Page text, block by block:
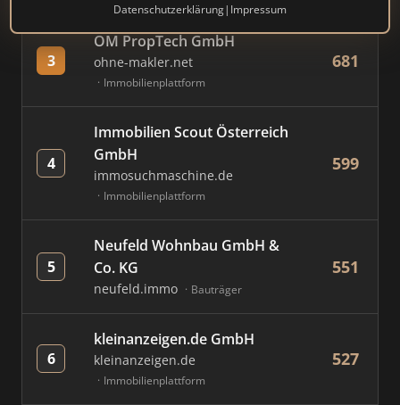
Datenschutzerklärung| Impressum
3
OM PropTech GmbH
ohne-makler.net
Immobilienplattform
681
4
Immobilien Scout Österreich
GmbH
immosuchmaschine.de
Immobilienplattform
599
5
Neufeld Wohnbau GmbH &
Co. KG
neufeld.immo Bauträger
551
6
kleinanzeigen.de GmbH
kleinanzeigen.de
Immobilienplattform
527